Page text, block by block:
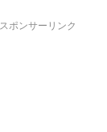
スポンサーリンク